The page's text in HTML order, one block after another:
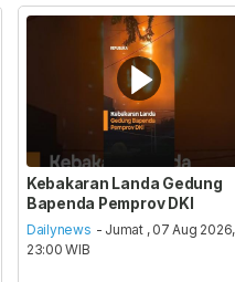
Kebakaran Landa Gedung
Bapenda Pemprov DKI
Dailynews - Jumat , 07 Aug 2026,
23:00 WIB